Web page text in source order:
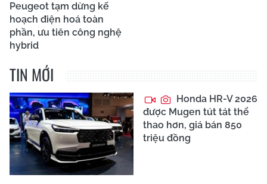
Peugeot tạm dừng kế
hoạch điện hoá toàn
phần, ưu tiên công nghệ
hybrid
TIN MỚI
Honda HR-V 2026
được Mugen tút tát thể
thao hơn, giá bán 850
triệu đồng